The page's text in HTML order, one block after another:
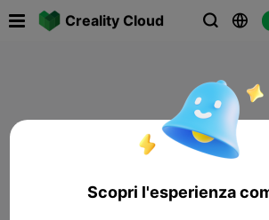
Creality Cloud  
Scopri l'esperienza